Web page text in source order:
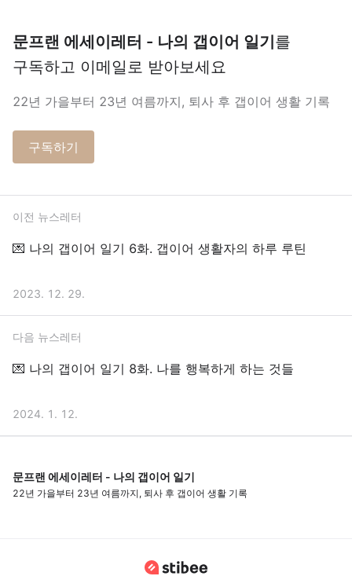
문프랜 에세이레터 - 나의 갭이어 일기를
구독하고 이메일로 받아보세요
22년 가을부터 23년 여름까지, 퇴사 후 갭이어 생활 기록
구독하기
이전 뉴스레터
💌 나의 갭이어 일기 6화. 갭이어 생활자의 하루 루틴
2023. 12. 29.
다음 뉴스레터
💌 나의 갭이어 일기 8화. 나를 행복하게 하는 것들
2024. 1. 12.
문프랜 에세이레터 - 나의 갭이어 일기
22년 가을부터 23년 여름까지, 퇴사 후 갭이어 생활 기록